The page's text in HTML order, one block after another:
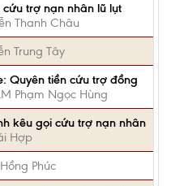
trợ nạn nhân lũ lụt
Thanh Châu
Trung Tây
Quyên tiền cứu trợ đồng
Phạm Ngọc Hùng
kêu gọi cứu trợ nạn nhân
Hợp
Phúc